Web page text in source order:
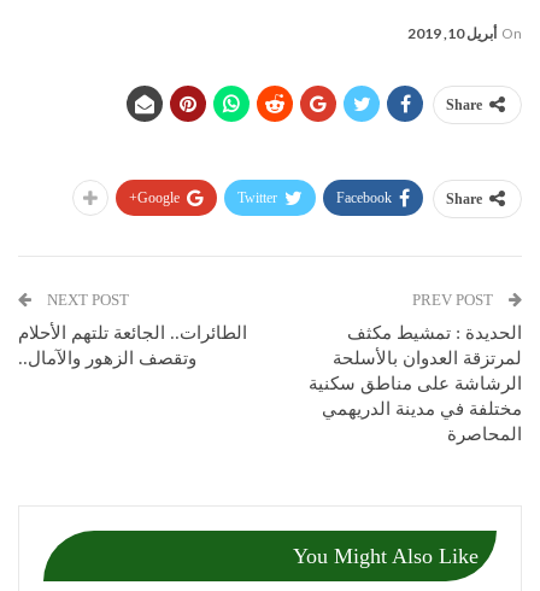
On أبريل 10, 2019
Share
Share
Facebook
Twitter
Google+
الحديدة : تمشيط مكثف
لمرتزقة العدوان بالأسلحة
الرشاشة على مناطق سكنية
مختلفة في مدينة الدريهمي
المحاصرة
NEXT POST
الطائرات.. الجائعة تلتهم الأحلام
وتقصف الزهور والآمال..
You Might Also Like